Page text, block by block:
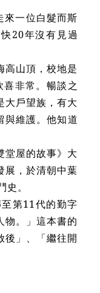
來一位白髮而斯
20年沒有見過
高山頂，校地是
非常。暢談之
大戶望族，有大
與維護。他知道
堂屋的故事》大
展，於清朝中葉
。
第11代的勤字
物。」這本書的
後」、「繼往開